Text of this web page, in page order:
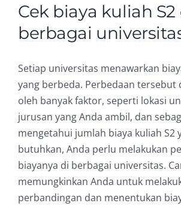
Cek biaya kuliah S2
berbagai
Setiap universitas menawarkan
yang berbeda. Perbedaan tersebut
oleh banyak faktor, seperti lokasi
jurusan yang Anda ambil, dan
mengetahui jumlah biaya kuliah S2
butuhkan, Anda perlu melakukan
biayanya di berbagai universitas.
memungkinkan Anda untuk
perbandingan dan menentukan